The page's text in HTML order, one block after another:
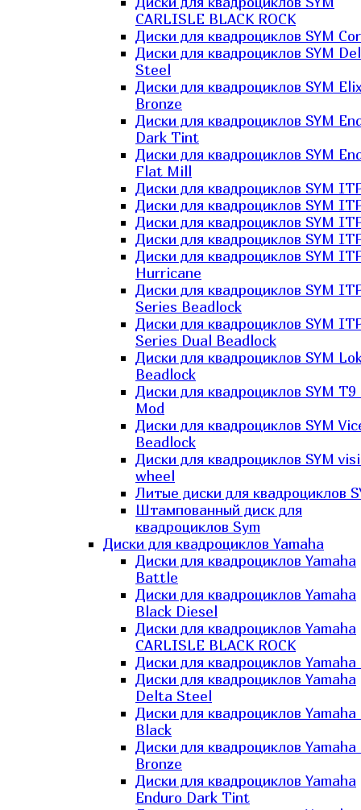
CARLISLE BLACK ROCK
Диски для квадроциклов SYM
Диски для квадроциклов SYM
Steel
Диски для квадроциклов SYM
Bronze
Диски для квадроциклов SYM
Dark Tint
Диски для квадроциклов SYM
Flat Mill
Диски для квадроциклов SYM
Диски для квадроциклов SYM
Диски для квадроциклов SYM
Диски для квадроциклов SYM
Диски для квадроциклов SYM
Hurricane
Диски для квадроциклов SYM
Series Beadlock
Диски для квадроциклов SYM
Series Dual Beadlock
Диски для квадроциклов SYM
Beadlock
Диски для квадроциклов SYM T9
Mod
Диски для квадроциклов SYM
Beadlock
Диски для квадроциклов SYM
wheel
Литые диски для квадроциклов
Штампованный диск для
квадроциклов Sym
Диски для квадроциклов Yamaha
Диски для квадроциклов Yamaha
Battle
Диски для квадроциклов Yamaha
Black Diesel
Диски для квадроциклов Yamaha
CARLISLE BLACK ROCK
Диски для квадроциклов Yamaha
Диски для квадроциклов Yamaha
Delta Steel
Диски для квадроциклов
Black
Диски для квадроциклов
Bronze
Диски для квадроциклов Yamaha
Enduro Dark Tint